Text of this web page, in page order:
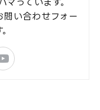
い合わせフォー